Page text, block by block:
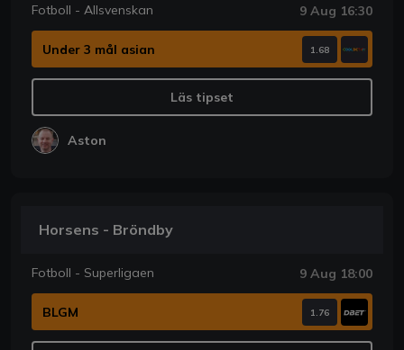
Fotboll - Allsvenskan 9 Aug 16:30
Under 3 mål asian 1.68
Läs tipset
Aston
Horsens - Bröndby
Fotboll - Superligaen 9 Aug 18:00
BLGM 1.76